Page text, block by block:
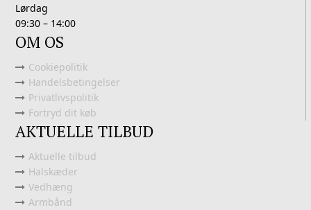
Lørdag
09:30 – 14:00
OM OS
Cookiepolitik
Handelsbetingelser
Privatlivspolitik
Fortryd dit køb
AKTUELLE TILBUD
Aktuelle tilbud
Halskæder
Vedhæng
Armbånd